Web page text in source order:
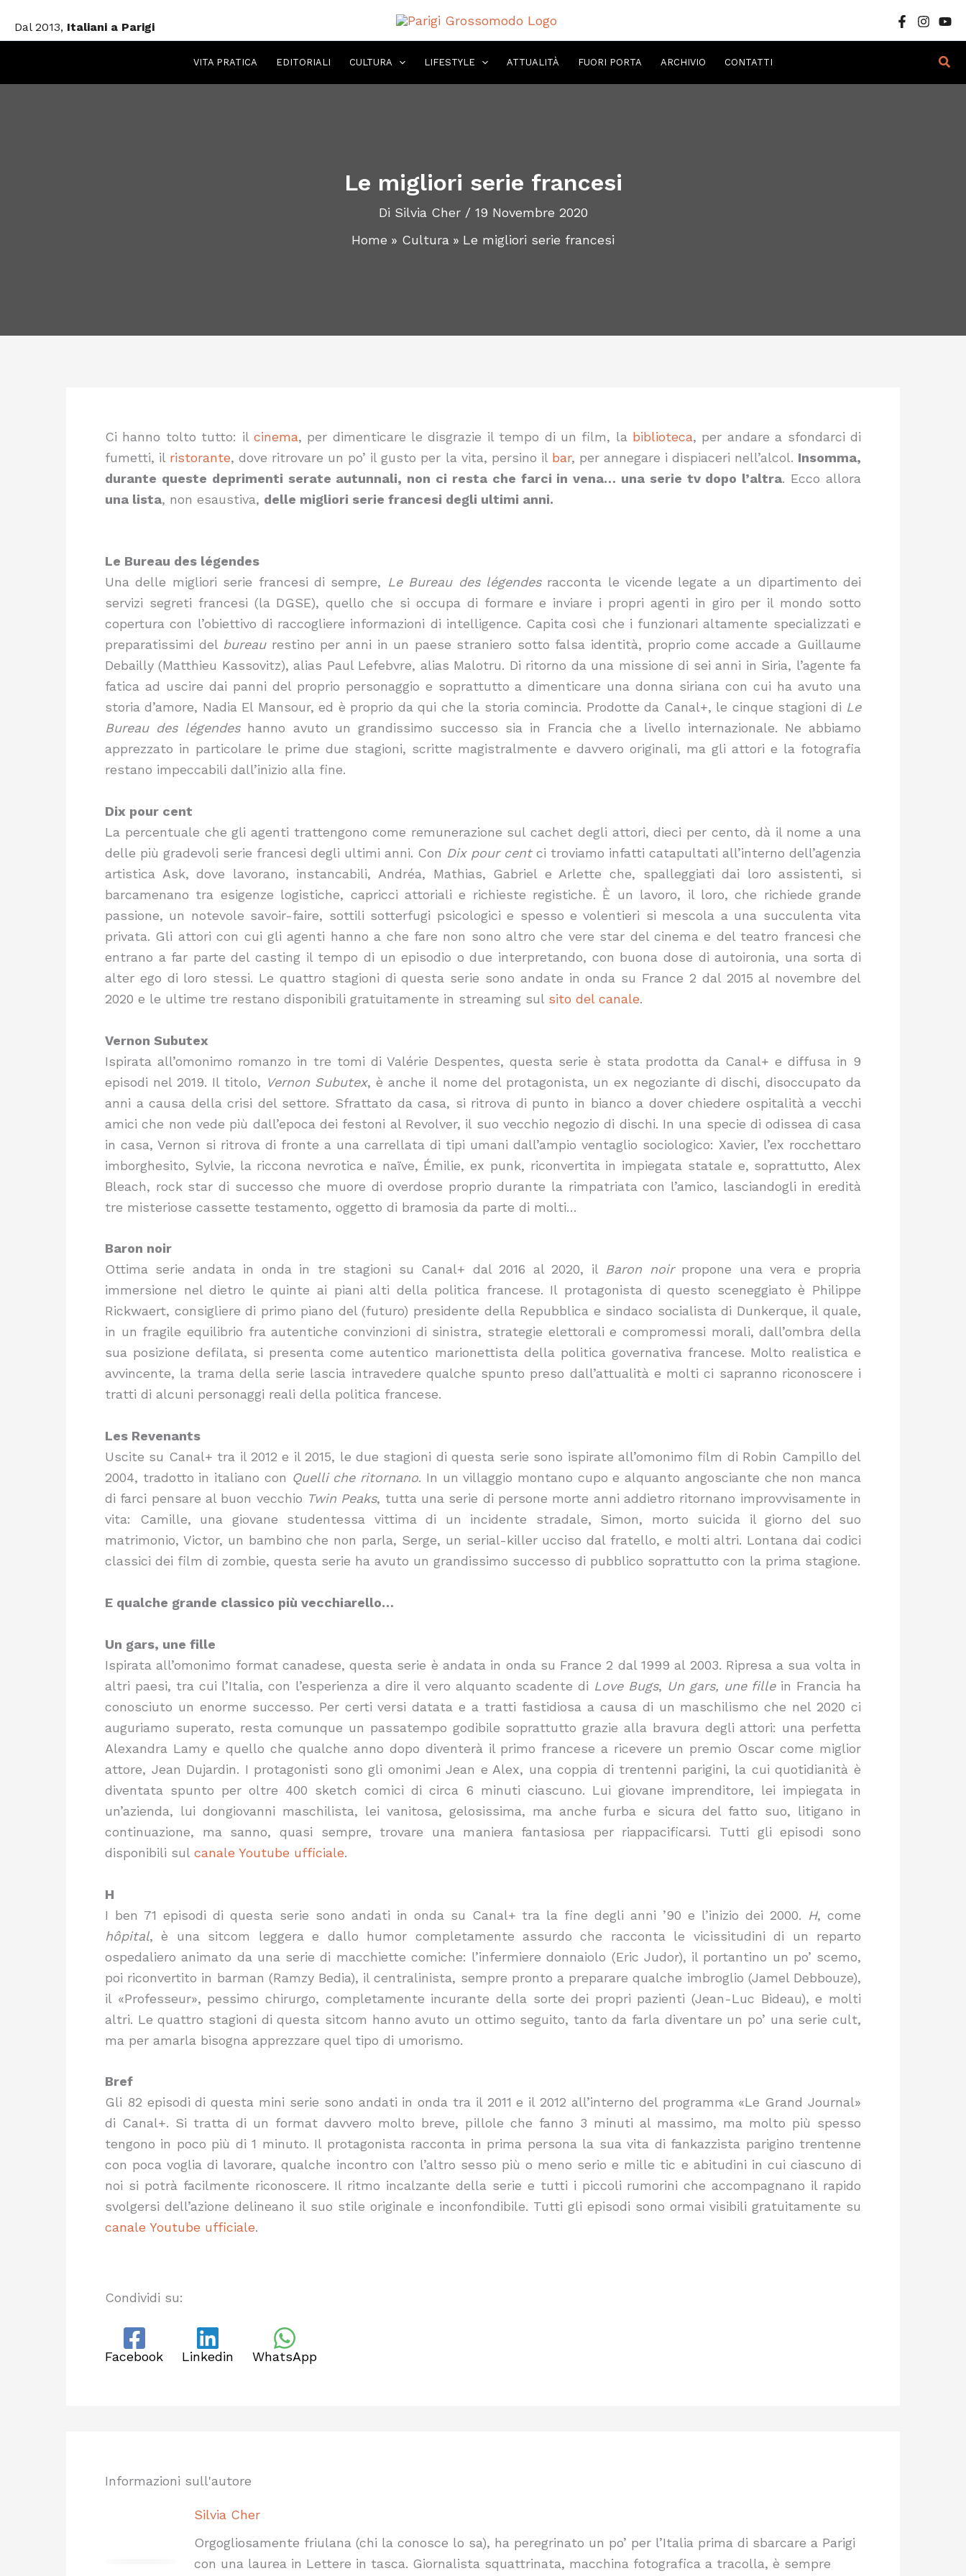
Dal 2013, Italiani a Parigi
VITA PRATICA EDITORIALI CULTURA LIFESTYLE ATTUALITÀ FUORI PORTA ARCHIVIO CONTATTI
Le migliori serie francesi
Di Silvia Cher / 19 Novembre 2020
Home
Cultura Le migliori serie francesi
Ci hanno tolto tutto: il cinema, per dimenticare le disgrazie il tempo di un film, la biblioteca, per andare a sfondarci di
fumetti, il ristorante, dove ritrovare un po’ il gusto per la vita, persino il bar, per annegare i dispiaceri nell’alcol. Insomma,
durante queste deprimenti serate autunnali, non ci resta che farci in vena… una serie tv dopo l’altra. Ecco allora
una lista, non esaustiva, delle migliori serie francesi degli ultimi anni.
Le Bureau des légendes
Una delle migliori serie francesi di sempre, Le Bureau des légendesracconta le vicende legate a un dipartimento dei
servizi segreti francesi (la DGSE), quello che si occupa di formare e inviare i propri agenti in giro per il mondo sotto
copertura con l’obiettivo di raccogliere informazioni di intelligence. Capita così che i funzionari altamente specializzati e
preparatissimi del bureaurestino per anni in un paese straniero sotto falsa identità, proprio come accade a Guillaume
Debailly (Matthieu Kassovitz), alias Paul Lefebvre, alias Malotru. Di ritorno da una missione di sei anni in Siria, l’agente fa
fatica ad uscire dai panni del proprio personaggio e soprattutto a dimenticare una donna siriana con cui ha avuto una
storia d’amore, Nadia El Mansour, ed è proprio da qui che la storia comincia. Prodotte da Canal+, le cinque stagioni di Le
Bureau des légendeshanno avuto un grandissimo successo sia in Francia che a livello internazionale. Ne abbiamo
apprezzato in particolare le prime due stagioni, scritte magistralmente e davvero originali, ma gli attori e la fotografia
restano impeccabili dall’inizio alla fine.
Dix pour cent
La percentuale che gli agenti trattengono come remunerazione sul cachet degli attori, dieci per cento, dà il nome a una
delle più gradevoli serie francesi degli ultimi anni. Con Dix pour centci troviamo infatti catapultati all’interno dell’agenzia
artistica Ask, dove lavorano, instancabili, Andréa, Mathias, Gabriel e Arlette che, spalleggiati dai loro assistenti, si
barcamenano tra esigenze logistiche, capricci attoriali e richieste registiche. È un lavoro, il loro, che richiede grande
passione, un notevole savoir-faire, sottili sotterfugi psicologici e spesso e volentieri si mescola a una succulenta vita
privata. Gli attori con cui gli agenti hanno a che fare non sono altro che vere star del cinema e del teatro francesi che
entrano a far parte del casting il tempo di un episodio o due interpretando, con buona dose di autoironia, una sorta di
alter ego di loro stessi. Le quattro stagioni di questa serie sono andate in onda su France 2 dal 2015 al novembre del
2020 e le ultime tre restano disponibili gratuitamente in streaming sul sito del canale.
Vernon Subutex
Ispirata all’omonimo romanzo in tre tomi di Valérie Despentes, questa serie è stata prodotta da Canal+ e diffusa in 9
episodi nel 2019. Il titolo, Vernon Subutex, è anche il nome del protagonista, un ex negoziante di dischi, disoccupato da
anni a causa della crisi del settore. Sfrattato da casa, si ritrova di punto in bianco a dover chiedere ospitalità a vecchi
amici che non vede più dall’epoca dei festoni al Revolver, il suo vecchio negozio di dischi. In una specie di odissea di casa
in casa, Vernon si ritrova di fronte a una carrellata di tipi umani dall’ampio ventaglio sociologico: Xavier, l’ex rocchettaro
imborghesito, Sylvie, la riccona nevrotica e naïve, Émilie, ex punk, riconvertita in impiegata statale e, soprattutto, Alex
Bleach, rock star di successo che muore di overdose proprio durante la rimpatriata con l’amico, lasciandogli in eredità
tre misteriose cassette testamento, oggetto di bramosia da parte di molti…
Baron noir
Ottima serie andata in onda in tre stagioni su Canal+ dal 2016 al 2020, il Baron noirpropone una vera e propria
immersione nel dietro le quinte ai piani alti della politica francese. Il protagonista di questo sceneggiato è Philippe
Rickwaert, consigliere di primo piano del (futuro) presidente della Repubblica e sindaco socialista di Dunkerque, il quale,
in un fragile equilibrio fra autentiche convinzioni di sinistra, strategie elettorali e compromessi morali, dall’ombra della
sua posizione defilata, si presenta come autentico marionettista della politica governativa francese. Molto realistica e
avvincente, la trama della serie lascia intravedere qualche spunto preso dall’attualità e molti ci sapranno riconoscere i
tratti di alcuni personaggi reali della politica francese.
Les Revenants
Uscite su Canal+ tra il 2012 e il 2015, le due stagioni di questa serie sono ispirate all’omonimo film di Robin Campillo del
2004, tradotto in italiano con Quelli che ritornano. In un villaggio montano cupo e alquanto angosciante che non manca
di farci pensare al buon vecchio Twin Peaks, tutta una serie di persone morte anni addietro ritornano improvvisamente in
vita: Camille, una giovane studentessa vittima di un incidente stradale, Simon, morto suicida il giorno del suo
matrimonio, Victor, un bambino che non parla, Serge, un serial-killer ucciso dal fratello, e molti altri. Lontana dai codici
classici dei film di zombie, questa serie ha avuto un grandissimo successo di pubblico soprattutto con la prima stagione.
E qualche grande classico più vecchiarello…
Un gars, une fille
Ispirata all’omonimo format canadese, questa serie è andata in onda su France 2 dal 1999 al 2003. Ripresa a sua volta in
altri paesi, tra cui l’Italia, con l’esperienza a dire il vero alquanto scadente di Love Bugs, Un gars, une fillein Francia ha
conosciuto un enorme successo. Per certi versi datata e a tratti fastidiosa a causa di un maschilismo che nel 2020 ci
auguriamo superato, resta comunque un passatempo godibile soprattutto grazie alla bravura degli attori: una perfetta
Alexandra Lamy e quello che qualche anno dopo diventerà il primo francese a ricevere un premio Oscar come miglior
attore, Jean Dujardin. I protagonisti sono gli omonimi Jean e Alex, una coppia di trentenni parigini, la cui quotidianità è
diventata spunto per oltre 400 sketch comici di circa 6 minuti ciascuno. Lui giovane imprenditore, lei impiegata in
un’azienda, lui dongiovanni maschilista, lei vanitosa, gelosissima, ma anche furba e sicura del fatto suo, litigano in
continuazione, ma sanno, quasi sempre, trovare una maniera fantasiosa per riappacificarsi. Tutti gli episodi sono
disponibili sul canale Youtube ufficiale.
H
I ben 71 episodi di questa serie sono andati in onda su Canal+ tra la fine degli anni ’90 e l’inizio dei 2000. H, come
hôpital, è una sitcom leggera e dallo humor completamente assurdo che racconta le vicissitudini di un reparto
ospedaliero animato da una serie di macchiette comiche: l’infermiere donnaiolo (Eric Judor), il portantino un po’ scemo,
poi riconvertito in barman (Ramzy Bedia), il centralinista, sempre pronto a preparare qualche imbroglio (Jamel Debbouze),
il «Professeur», pessimo chirurgo, completamente incurante della sorte dei propri pazienti (Jean-Luc Bideau), e molti
altri. Le quattro stagioni di questa sitcom hanno avuto un ottimo seguito, tanto da farla diventare un po’ una serie cult,
ma per amarla bisogna apprezzare quel tipo di umorismo.
Bref
Gli 82 episodi di questa mini serie sono andati in onda tra il 2011 e il 2012 all’interno del programma «Le Grand Journal»
di Canal+. Si tratta di un format davvero molto breve, pillole che fanno 3 minuti al massimo, ma molto più spesso
tengono in poco più di 1 minuto. Il protagonista racconta in prima persona la sua vita di fankazzista parigino trentenne
con poca voglia di lavorare, qualche incontro con l’altro sesso più o meno serio e mille tic e abitudini in cui ciascuno di
noi si potrà facilmente riconoscere. Il ritmo incalzante della serie e tutti i piccoli rumorini che accompagnano il rapido
svolgersi dell’azione delineano il suo stile originale e inconfondibile. Tutti gli episodi sono ormai visibili gratuitamente su
canale Youtube ufficiale.
Condividi su:
Facebook Linkedin WhatsApp
Informazioni sull'autore
Silvia Cher
Orgogliosamente friulana (chi la conosce lo sa), ha peregrinato un po’ per l’Italia prima di sbarcare a Parigi
con una laurea in Lettere in tasca. Giornalista squattrinata, macchina fotografica a tracolla, è sempre